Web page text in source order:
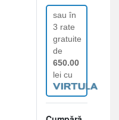
recenzie
sau în
3 rate
gratuite
de
650.00
lei cu